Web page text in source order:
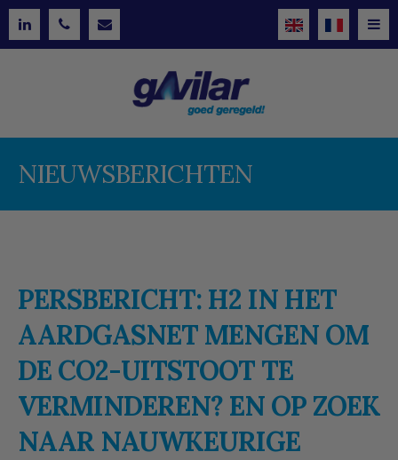
NIEUWSBERICHTEN
PERSBERICHT: H2 IN HET
AARDGASNET MENGEN OM
DE CO2-UITSTOOT TE
VERMINDEREN? EN OP ZOEK
NAAR NAUWKEURIGE